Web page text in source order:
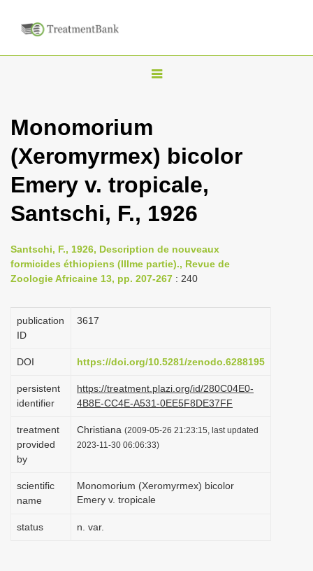
T
g
l
e
n
a
i
g
t
n
Monomorium
(Xeromyrmex) bicolor
Emery v. tropicale,
Santschi, F., 1926
Santschi, F., 1926, Description de nouveaux
formicides éthiopiens (IIIme partie)., Revue de
Zoologie Africaine 13, pp. 207-267 : 240
publication
ID
3617
DOI https://doi.org/10.5281/zenodo.6288195
persistent
identifier
https://treatment.plazi.org/id/280C04E0-
4B8E-CC4E-A531-0EE5F8DE37FF
treatment
provided
by
Christiana (2009-05-26 21:23:15, last updated
2023-11-30 06:06:33)
scientific
name
Monomorium (Xeromyrmex) bicolor
Emery v. tropicale
status n. var.